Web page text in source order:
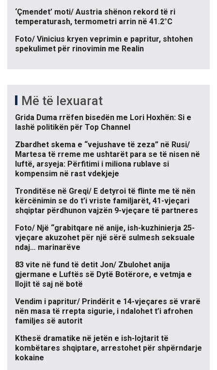
‘Çmendet’ moti/ Austria shënon rekord të ri
temperaturash, termometri arrin në 41.2°C
Foto/ Vinicius kryen veprimin e papritur, shtohen
spekulimet për rinovimin me Realin
Më të lexuarat
Grida Duma rrëfen bisedën me Lori Hoxhën: Si e
lashë politikën për Top Channel
Zbardhet skema e “vejushave të zeza” në Rusi/
Martesa të rreme me ushtarët para se të nisen në
luftë, arsyeja: Përfitimi i miliona rublave si
kompensim në rast vdekjeje
Tronditëse në Greqi/ E detyroi të flinte me të nën
kërcënimin se do t’i vriste familjarët, 41-vjeçari
shqiptar përdhunon vajzën 9-vjeçare të partneres
Foto/ Një “grabitqare në anije, ish-kuzhinierja 25-
vjeçare akuzohet për një sërë sulmesh seksuale
ndaj… marinarëve
83 vite në fund të detit Jon/ Zbulohet anija
gjermane e Luftës së Dytë Botërore, e vetmja e
llojit të saj në botë
Vendim i papritur/ Prindërit e 14-vjeçares së vrarë
nën masa të rrepta sigurie, i ndalohet t’i afrohen
familjes së autorit
Kthesë dramatike në jetën e ish-lojtarit të
kombëtares shqiptare, arrestohet për shpërndarje
kokaine